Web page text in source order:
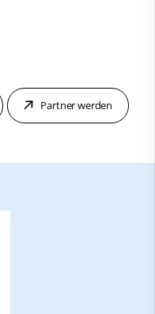
Partner werden